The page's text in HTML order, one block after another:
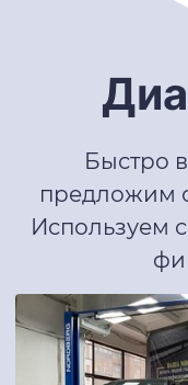
Быстро
предложим
Используем